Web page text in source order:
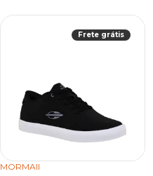
Frete grátis
MORMAII